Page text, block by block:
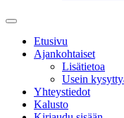
Etusivu
Ajankohtaiset
Lisätietoa
Usein
Yhteystiedot
Kalusto